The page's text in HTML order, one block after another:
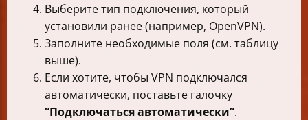
Выберите тип подключения, который
установили ранее (например, OpenVPN).
Заполните необходимые поля (см. таблицу
выше).
Если хотите, чтобы VPN подключался
автоматически, поставьте галочку
“Подключаться автоматически”.